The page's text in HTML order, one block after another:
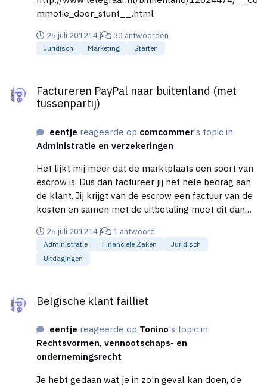
mmotie_door_stunt__.html
25 juli 201214 j 30 antwoorden
Juridisch Marketing Starten
Factureren PayPal naar buitenland (met
tussenpartij)
eentje reageerde op comcommer's topic in
Administratie en verzekeringen
Het lijkt mij meer dat de marktplaats een soort van
escrow is. Dus dan factureer jij het hele bedrag aan
de klant. Jij krijgt van de escrow een factuur van de
kosten en samen met de uitbetaling moet dit dan
25 juli 201214 j 1 antwoord
Administratie Financiële Zaken
Juridisch
Uitdagingen
Belgische klant failliet
eentje reageerde op Tonino's topic in
Rechtsvormen, vennootschaps- en
ondernemingsrecht
Je hebt gedaan wat je in zo'n geval kan doen, de